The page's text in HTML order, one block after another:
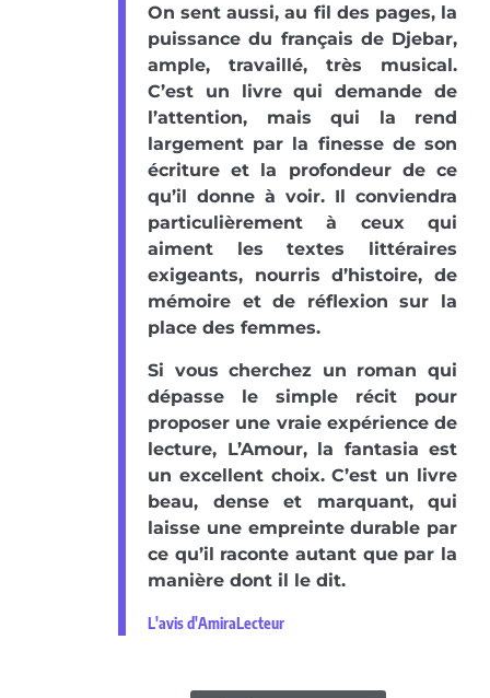
On sent aussi, au fil des pages, la
puissance du français de Djebar,
ample, travaillé, très musical.
C’est un livre qui demande de
l’attention, mais qui la rend
largement par la finesse de son
écriture et la profondeur de ce
qu’il donne à voir. Il conviendra
particulièrement à ceux qui
aiment les textes littéraires
exigeants, nourris d’histoire, de
mémoire et de réflexion sur la
place des femmes.
Si vous cherchez un roman qui
dépasse le simple récit pour
proposer une vraie expérience de
lecture, L’Amour, la fantasia est
un excellent choix. C’est un livre
beau, dense et marquant, qui
laisse une empreinte durable par
ce qu’il raconte autant que par la
manière dont il le dit.
L'avis d'AmiraLecteur